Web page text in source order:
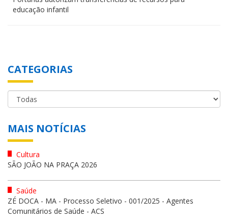
educação infantil
CATEGORIAS
MAIS NOTÍCIAS
Cultura
SÃO JOÃO NA PRAÇA 2026
Saúde
ZÉ DOCA - MA - Processo Seletivo - 001/2025 - Agentes
Comunitários de Saúde - ACS